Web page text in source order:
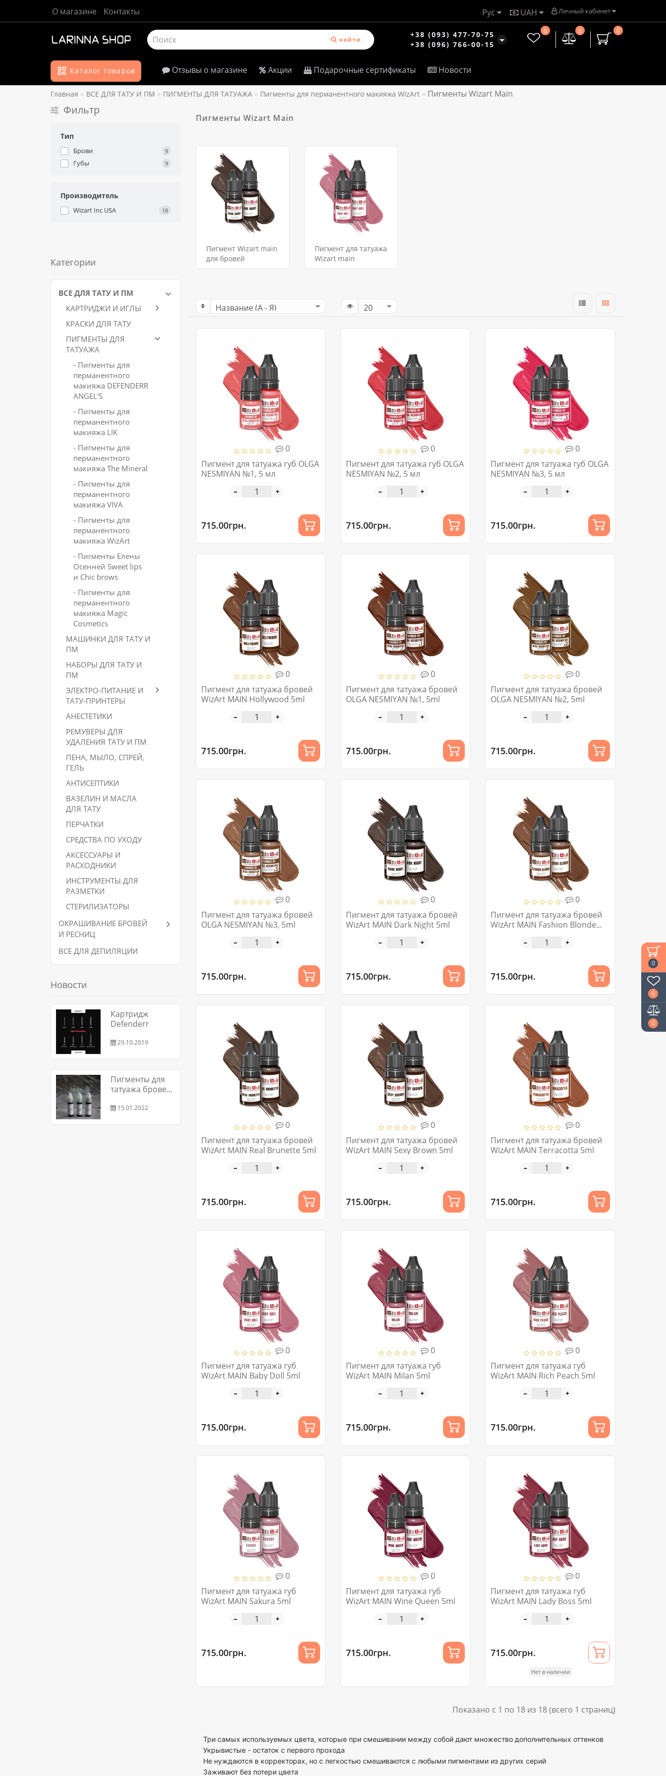
0
0
0
Личный кабинет
UAH
Рус
О магазине Контакты
найти
+38 (093) 477-70-75
+38 (096) 766-00-15
0
0
0
Каталог товаров Отзывы о магазине Акции Подарочные сертификаты Новости
Главная ВСЕ ДЛЯ ТАТУ И ПМ ПИГМЕНТЫ ДЛЯ ТАТУАЖА Пигменты для перманентного макияжа WizArt Пигменты Wizart Main
Фильтр
Тип
Брови 9
Губы 9
Производитель
Wizart Inc USA 18
Категории
ВСЕ ДЛЯ ТАТУ И ПМ
КАРТРИДЖИ И ИГЛЫ
КРАСКИ ДЛЯ ТАТУ
ПИГМЕНТЫ ДЛЯ
ТАТУАЖА
- Пигменты для
перманентного
макияжа DEFENDERR
ANGEL'S
- Пигменты для
перманентного
макияжа LIK
- Пигменты для
перманентного
макияжа The Mineral
- Пигменты для
перманентного
макияжа VIVA
- Пигменты для
перманентного
макияжа WizArt
- Пигменты Елены
Осенней Sweet lips
и Сhic brows
- Пигменты для
перманентного
макияжа Magic
Cosmetics
МАШИНКИ ДЛЯ ТАТУ И
ПМ
НАБОРЫ ДЛЯ ТАТУ И
ПМ
ЭЛЕКТРО-ПИТАНИЕ И
ТАТУ-ПРИНТЕРЫ
АНЕСТЕТИКИ
РЕМУВЕРЫ ДЛЯ
УДАЛЕНИЯ ТАТУ И ПМ
ПЕНА, МЫЛО, СПРЕЙ,
ГЕЛЬ
АНТИСЕПТИКИ
ВАЗЕЛИН И МАСЛА
ДЛЯ ТАТУ
ПЕРЧАТКИ
СРЕДСТВА ПО УХОДУ
АКСЕССУАРЫ И
РАСХОДНИКИ
ИНСТРУМЕНТЫ ДЛЯ
РАЗМЕТКИ
СТЕРИЛИЗАТОРЫ
ОКРАШИВАНИЕ БРОВЕЙ
И РЕСНИЦ
ВСЕ ДЛЯ ДЕПИЛЯЦИИ
Новости
Картридж
Defenderr
29.10.2019
Пигменты для
татуажа бровей
15.01.2022
Пигменты Wizart Main
Пигмент Wizart main
для бровей
Пигмент для татуажа
Wizart main
0
Пигмент для татуажа губ OLGA
NESMIYAN №1, 5 мл
715.00грн.
0
Пигмент для татуажа губ OLGA
NESMIYAN №2, 5 мл
715.00грн.
0
Пигмент для татуажа губ OLGA
NESMIYAN №3, 5 мл
715.00грн.
0
Пигмент для татуажа бровей
WizArt MAIN Hollywood 5ml
715.00грн.
0
Пигмент для татуажа бровей
OLGA NESMIYAN №1, 5ml
715.00грн.
0
Пигмент для татуажа бровей
OLGA NESMIYAN №2, 5ml
715.00грн.
0
Пигмент для татуажа бровей
OLGA NESMIYAN №3, 5ml
715.00грн.
0
Пигмент для татуажа бровей
WizArt MAIN Dark Night 5ml
715.00грн.
0
Пигмент для татуажа бровей
WizArt MAIN Fashion Blonde
715.00грн.
0
Пигмент для татуажа бровей
WizArt MAIN Real Brunette 5ml
715.00грн.
0
Пигмент для татуажа бровей
WizArt MAIN Sexy Brown 5ml
715.00грн.
0
Пигмент для татуажа бровей
WizArt MAIN Terracotta 5ml
715.00грн.
0
Пигмент для татуажа губ
WizArt MAIN Baby Doll 5ml
715.00грн.
0
Пигмент для татуажа губ
WizArt MAIN Milan 5ml
715.00грн.
0
Пигмент для татуажа губ
WizArt MAIN Rich Peach 5ml
715.00грн.
0
Пигмент для татуажа губ
WizArt MAIN Sakura 5ml
715.00грн.
0
Пигмент для татуажа губ
WizArt MAIN Wine Queen 5ml
715.00грн.
0
Пигмент для татуажа губ
WizArt MAIN Lady Boss 5ml
715.00грн.
Нет в наличии
Показано с 1 по 18 из 18 (всего 1 страниц)
Три самых используемых цвета, которые при смешивании между собой дают множество дополнительных оттенков
Укрывистые - остаток с первого прохода
Не нуждаются в корректорах, но с легкостью смешиваются с любыми пигментами из других серий
Заживают без потери цвета